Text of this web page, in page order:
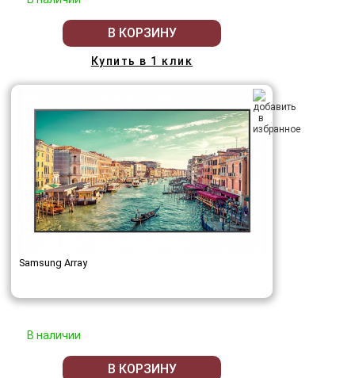
В КОРЗИНУ
Купить в 1 клик
Samsung Array
В наличии
В КОРЗИНУ